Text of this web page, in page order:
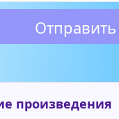
произведения